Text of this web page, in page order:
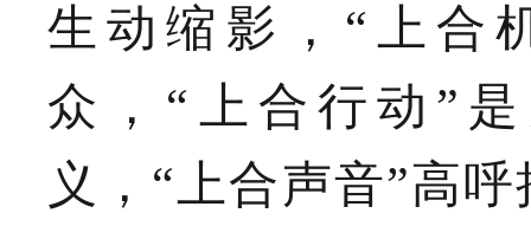
生动缩影，“上合
众，“上合行动”
义，“上合声音”高